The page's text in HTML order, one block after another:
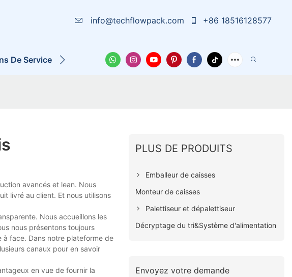
info@techflowpack.com +86 18516128577
De Service La Solution À Propos De Nous Cas Nouvelles
avancés et lean. Nous
livré au client. Et nous utilisons
Nous accueillons les
nous présentons toujours
face. Dans notre plateforme de
canaux pour en savoir
en vue de fournir la
PLUS DE PRODUITS
Emballeur de caisses
Monteur de caisses
Palettiseur et dépalettiseur
Décryptage du tri&Système d'alimentation
Envoyez votre demande